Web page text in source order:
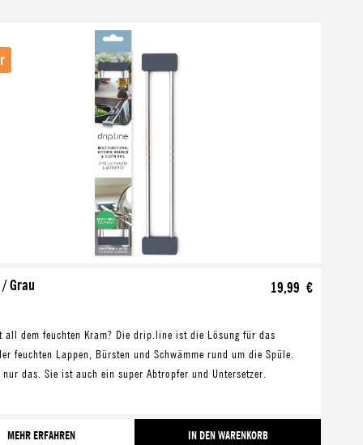
Grau 19,99 €
all dem feuchten Kram? Die drip.line ist die Lösung für das
feuchten Lappen, Bürsten und Schwämme rund um die Spüle.
das. Sie ist auch ein super Abtropfer und Untersetzer.
MEHR ERFAHREN IN DEN WARENKORB